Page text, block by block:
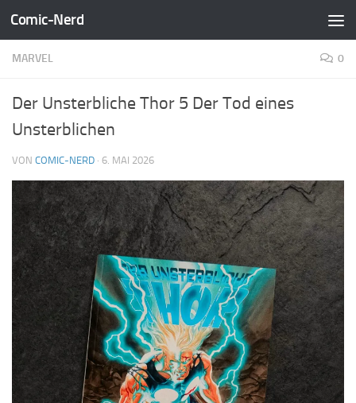
Zum Inhalt springen
Comic-Nerd
MARVEL 0
Der Unsterbliche Thor 5 Der Tod eines
Unsterblichen
VON COMIC-NERD · 6. MAI 2026